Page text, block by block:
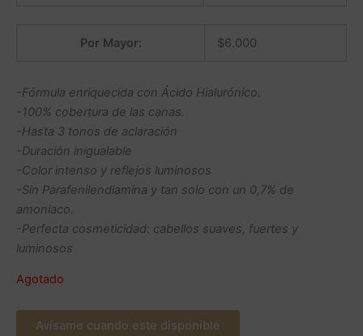
Por Mayor: $6.000
-Fórmula enriquecida con Ácido Hialurónico.
-100% cobertura de las canas.
-Hasta 3 tonos de aclaración
-Duración inigualable
-Color intenso y reflejos luminosos
-Sin Parafenilendiamina y tan solo con un 0,7% de
amoniaco.
-Perfecta cosmeticidad: cabellos suaves, fuertes y
luminosos
Agotado
Avísame cuando este disponible